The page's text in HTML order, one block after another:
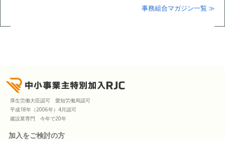
事務組合マガジン一覧 ≫
厚生労働大臣認可 愛知労働局認可
平成18年（2006年）4月認可
建設業専門 今年で20年
加入をご検討の方